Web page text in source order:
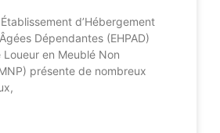
d’Hébergement
Dépendantes (EHPAD)
en Meublé Non
présente de nombreux